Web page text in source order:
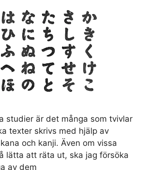
studier är det många som tvivlar
texter skrivs med hjälp av
och kanji. Även om vissa
lätta att räta ut, ska jag försöka
av dem